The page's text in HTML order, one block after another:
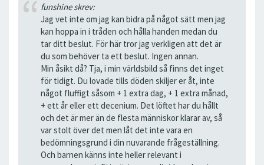
funshine skrev:
Jag vet inte om jag kan bidra på något sätt men jag
kan hoppa in i tråden och hålla handen medan du
tar ditt beslut. För här tror jag verkligen att det är
du som behöver ta ett beslut. Ingen annan.
Min åsikt då? Tja, i min världsbild så finns det inget
för tidigt. Du lovade tills döden skiljer er åt, inte
något fluffigt såsom + 1 extra dag, + 1 extra månad,
+ ett år eller ett decenium. Det löftet har du hållt
och det är mer än de flesta människor klarar av, så
var stolt över det men låt det inte vara en
bedömningsgrund i din nuvarande frågeställning.
Och barnen känns inte heller relevant i